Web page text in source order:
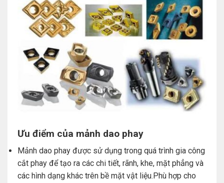
Ưu điểm của mảnh dao phay
Mảnh dao phay được sử dụng trong quá trình gia công
cắt phay để tạo ra các chi tiết, rãnh, khe, mặt phẳng và
các hình dạng khác trên bề mặt vật liệu.Phù hợp cho